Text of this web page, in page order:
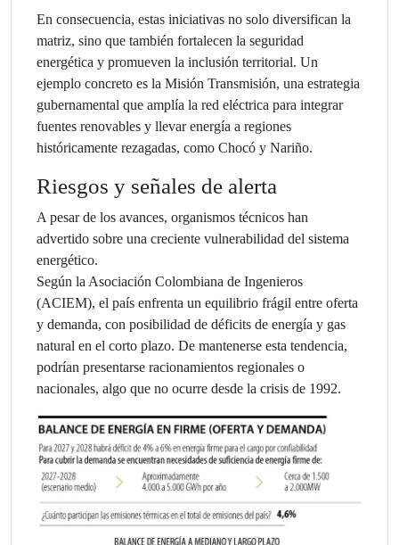
En consecuencia, estas iniciativas no solo diversifican la
matriz, sino que también fortalecen la seguridad
energética y promueven la inclusión territorial. Un
ejemplo concreto es la Misión Transmisión, una estrategia
gubernamental que amplía la red eléctrica para integrar
fuentes renovables y llevar energía a regiones
históricamente rezagadas, como Chocó y Nariño.
Riesgos y señales de alerta
A pesar de los avances, organismos técnicos han
advertido sobre una creciente vulnerabilidad del sistema
energético.
Según la Asociación Colombiana de Ingenieros
(ACIEM), el país enfrenta un equilibrio frágil entre oferta
y demanda, con posibilidad de déficits de energía y gas
natural en el corto plazo. De mantenerse esta tendencia,
podrían presentarse racionamientos regionales o
nacionales, algo que no ocurre desde la crisis de 1992.